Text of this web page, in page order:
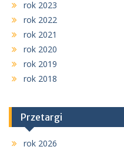
rok 2023
rok 2022
rok 2021
rok 2020
rok 2019
rok 2018
Przetargi
rok 2026